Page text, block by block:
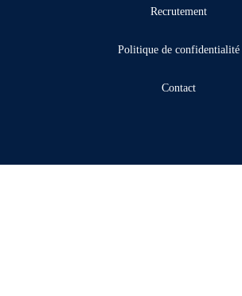
Recrutement
Politique de confidentialité
Contact